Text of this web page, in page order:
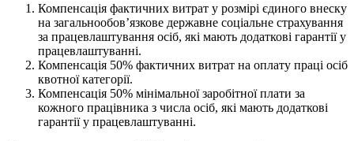
Компенсація фактичних витрат у розмірі єдиного внеску
на загальнообов’язкове державне соціальне страхування
за працевлаштування осіб, які мають додаткові гарантії у
працевлаштуванні.
Компенсація 50% фактичних витрат на оплату праці осіб
квотної категорії.
Компенсація 50% мінімальної заробітної плати за
кожного працівника з числа осіб, які мають додаткові
гарантії у працевлаштуванні.